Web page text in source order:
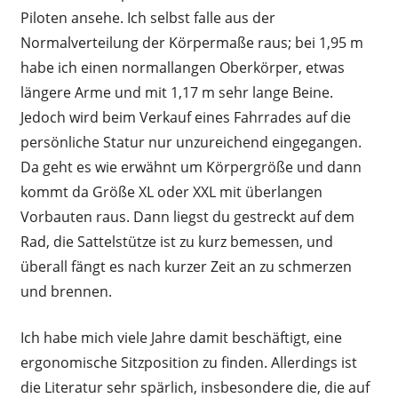
Piloten ansehe. Ich selbst falle aus der
Normalverteilung der Körpermaße raus; bei 1,95 m
habe ich einen normallangen Oberkörper, etwas
längere Arme und mit 1,17 m sehr lange Beine.
Jedoch wird beim Verkauf eines Fahrrades auf die
persönliche Statur nur unzureichend eingegangen.
Da geht es wie erwähnt um Körpergröße und dann
kommt da Größe XL oder XXL mit überlangen
Vorbauten raus. Dann liegst du gestreckt auf dem
Rad, die Sattelstütze ist zu kurz bemessen, und
überall fängt es nach kurzer Zeit an zu schmerzen
und brennen.
Ich habe mich viele Jahre damit beschäftigt, eine
ergonomische Sitzposition zu finden. Allerdings ist
die Literatur sehr spärlich, insbesondere die, die auf